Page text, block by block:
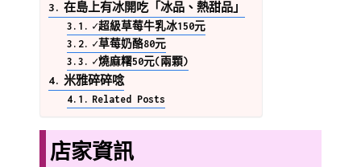
在島上有冰開吃「冰品、熱甜品」
✓超級草莓牛乳冰150元
✓草莓奶酪80元
✓燒麻糬50元(兩顆)
米雅碎碎唸
Related Posts
店家資訊